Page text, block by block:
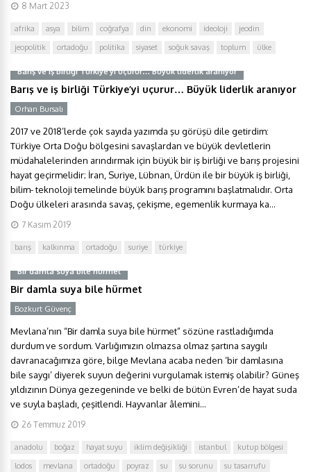
8 Mart 2023
afrika asya bilim coğrafya din ekonomi ideoloji
jeodin
jeopolitik
ortadoğu politika siyaset soğuk savaş toplum ülke
Barış ve iş birliği Türkiye’yi uçurur… Büyük liderlik aranıyor
Barış ve iş birliği Türkiye’yi uçurur… Büyük liderlik aranıyor
Orhan Bursalı
2017 ve 2018’lerde çok sayıda yazımda şu görüşü dile getirdim:
Türkiye Orta Doğu bölgesini savaşlardan ve büyük devletlerin
müdahalelerinden arındırmak için büyük bir iş birliği ve barış projesini
hayat geçirmelidir; İran, Suriye, Lübnan, Ürdün ile bir büyük iş birliği,
bilim- teknoloji temelinde büyük barış programını başlatmalıdır. Orta
Doğu ülkeleri arasında savaş, çekişme, egemenlik kurmaya ka...
7 Kasım 2019
barış kalkınma ortadoğu suriye türkiye
Bir damla suya bile hürmet
Bir damla suya bile hürmet
Bozkurt Güvenç
Mevlana’nın “Bir damla suya bile hürmet” sözüne rastladığımda
durdum ve sordum. Varlığımızın olmazsa olmaz şartına saygılı
davranacağımıza göre, bilge Mevlana acaba neden ‘bir damlasına
bile saygı’ diyerek suyun değerini vurgulamak istemiş olabilir? Güneş
yıldızının Dünya gezegeninde ve belki de bütün Evren’de hayat suda
ve suyla başladı, çeşitlendi. Hayvanlar âlemini...
26 Temmuz 2019
anadolu boğaz hayat suyu iklim değişikliği istanbul
kutup bölgesi
lodos
mevlana ortadoğu poyraz su su sorunu
su tasarrufu